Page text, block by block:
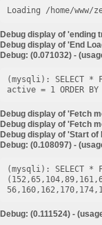
Loading /home/
Debug display of 'ending
Debug display of 'End
Debug: (0.071032) -
(mysqli): SELECT *
Debug display of 'Fetch
Debug display of 'Fetch
Debug display of 'Start of
Debug: (0.108097) -
(mysqli): SELECT *
Debug: (0.111524) -